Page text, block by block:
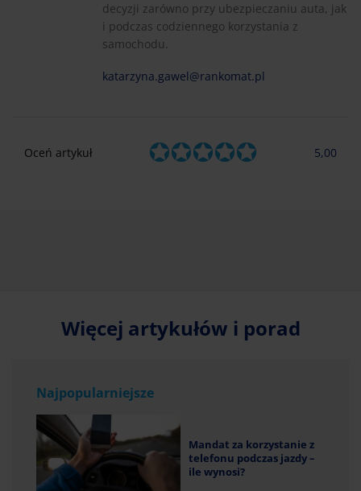
decyzji zarówno przy ubezpieczaniu auta, jak
i podczas codziennego korzystania z
samochodu.
katarzyna.gawel@rankomat.pl
Oceń artykuł 5,00
Więcej artykułów i porad
Najpopularniejsze
Mandat za korzystanie z
telefonu podczas jazdy –
ile wynosi?